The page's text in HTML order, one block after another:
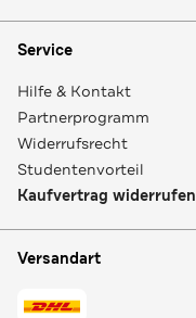
Service
Hilfe & Kontakt
Partnerprogramm
Widerrufsrecht
Studentenvorteil
Kaufvertrag widerrufen
Versandart